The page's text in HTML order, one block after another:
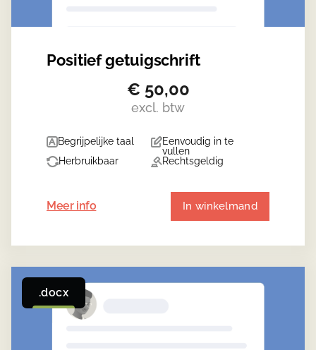
Positief getuigschrift
€ 50,00
excl. btw
Begrijpelijke taal
Eenvoudig in te
vullen
Herbruikbaar
Rechtsgeldig
Meer info In winkelmand
.docx